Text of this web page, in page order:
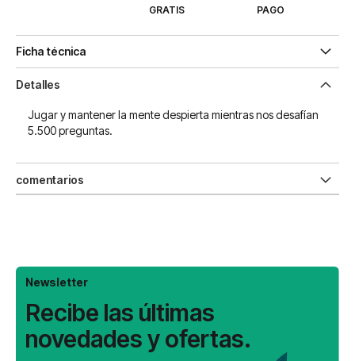
GRATIS PAGO
Ficha técnica
Detalles
Jugar y mantener la mente despierta mientras nos desafían
5.500 preguntas.
comentarios
Newsletter
Recibe las últimas
novedades y ofertas.